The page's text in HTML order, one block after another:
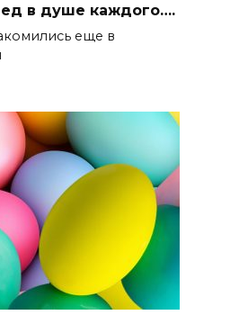
в душе каждого….
еще в